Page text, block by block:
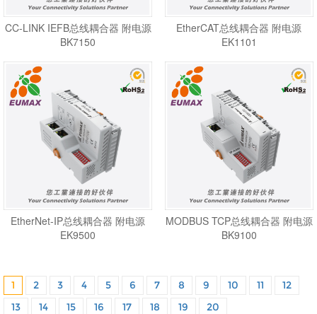
CC-LINK IEFB总线耦合器 附电源
BK7150
EtherCAT总线耦合器 附电源
EK1101
EtherNet-IP总线耦合器 附电源
EK9500
MODBUS TCP总线耦合器 附电源
BK9100
1 2 3 4 5 6 7 8 9 10 11
12
13
14 15 16 17 18 19 20